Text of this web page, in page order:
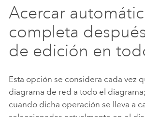
Acercar
completa
de edición en
Esta opción se considera cada vez
diagrama de red a todo el
cuando dicha operación se lleva a